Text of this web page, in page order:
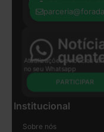
Atualizações e notícias
no seu Whatsapp
PARTICIPAR
Institucional
Sobre nós